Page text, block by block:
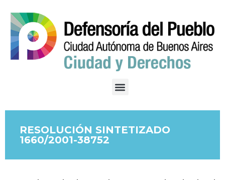
RESOLUCIÓN SINTETIZADO
1660/2001-38752